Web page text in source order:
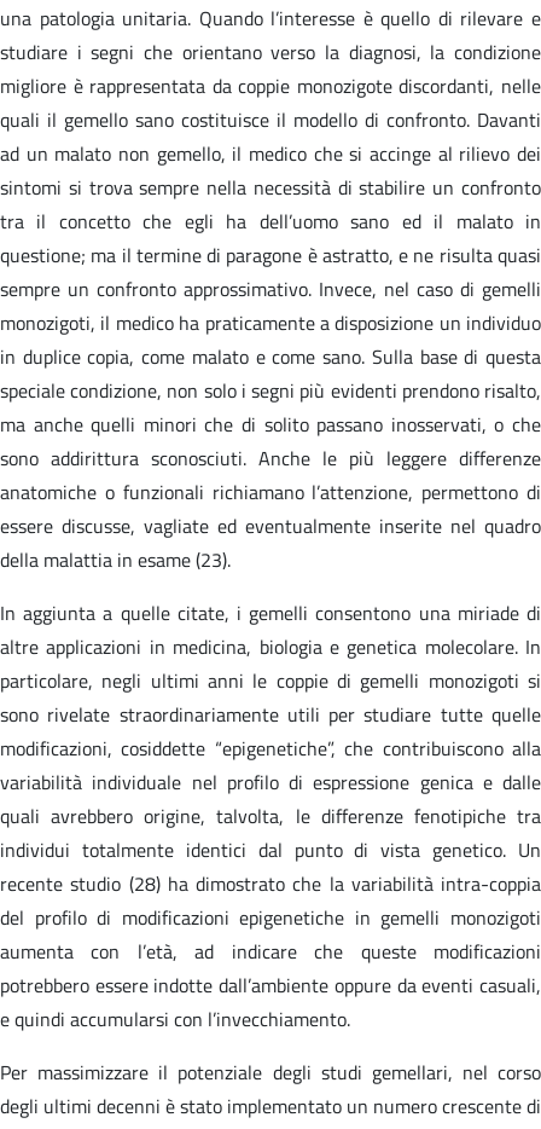
una patologia unitaria. Quando l’interesse è quello di rilevare e
studiare i segni che orientano verso la diagnosi, la condizione
migliore è rappresentata da coppie monozigote discordanti, nelle
quali il gemello sano costituisce il modello di confronto. Davanti
ad un malato non gemello, il medico che si accinge al rilievo dei
sintomi si trova sempre nella necessità di stabilire un confronto
tra il concetto che egli ha dell’uomo sano ed il malato in
questione; ma il termine di paragone è astratto, e ne risulta quasi
sempre un confronto approssimativo. Invece, nel caso di gemelli
monozigoti, il medico ha praticamente a disposizione un individuo
in duplice copia, come malato e come sano. Sulla base di questa
speciale condizione, non solo i segni più evidenti prendono risalto,
ma anche quelli minori che di solito passano inosservati, o che
sono addirittura sconosciuti. Anche le più leggere differenze
anatomiche o funzionali richiamano l’attenzione, permettono di
essere discusse, vagliate ed eventualmente inserite nel quadro
della malattia in esame (23).
In aggiunta a quelle citate, i gemelli consentono una miriade di
altre applicazioni in medicina, biologia e genetica molecolare. In
particolare, negli ultimi anni le coppie di gemelli monozigoti si
sono rivelate straordinariamente utili per studiare tutte quelle
modificazioni, cosiddette “epigenetiche”, che contribuiscono alla
variabilità individuale nel profilo di espressione genica e dalle
quali avrebbero origine, talvolta, le differenze fenotipiche tra
individui totalmente identici dal punto di vista genetico. Un
recente studio (28) ha dimostrato che la variabilità intra-coppia
del profilo di modificazioni epigenetiche in gemelli monozigoti
aumenta con l’età, ad indicare che queste modificazioni
potrebbero essere indotte dall’ambiente oppure da eventi casuali,
e quindi accumularsi con l’invecchiamento.
Per massimizzare il potenziale degli studi gemellari, nel corso
degli ultimi decenni è stato implementato un numero crescente di